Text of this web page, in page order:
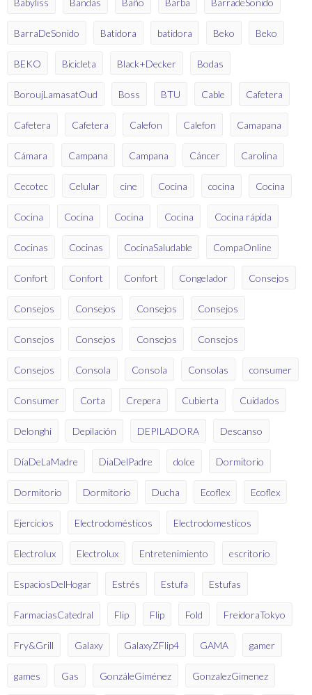
BarraDeSonido Batidora batidora Beko Beko
BEKO Bicicleta Black+Decker Bodas
BoroujLamasatOud Boss BTU Cable Cafetera
Cafetera Cafetera Calefon Calefon Camapana
Cámara Campana Campana Cáncer Carolina
Cecotec Celular cine Cocina cocina Cocina
Cocina Cocina Cocina Cocina Cocina rápida
Cocinas Cocinas CocinaSaludable CompaOnline
Confort Confort Confort Congelador Consejos
Consejos Consejos Consejos Consejos
Consejos Consejos Consejos Consejos
Consejos Consola Consola Consolas consumer
Consumer Corta Crepera Cubierta Cuidados
Delonghi Depilación DEPILADORA Descanso
DíaDeLaMadre DiaDelPadre dolce Dormitorio
Dormitorio Dormitorio Ducha Ecoflex Ecoflex
Ejercicios Electrodomésticos Electrodomesticos
Electrolux Electrolux Entretenimiento escritorio
EspaciosDelHogar Estrés Estufa Estufas
FarmaciasCatedral Flip Flip Fold FreidoraTokyo
Fry&Grill Galaxy GalaxyZFlip4 GAMA gamer
games Gas GonzáleGiménez GonzalezGimenez